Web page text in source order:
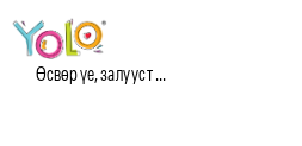
Өсвөр үе, залууст ...